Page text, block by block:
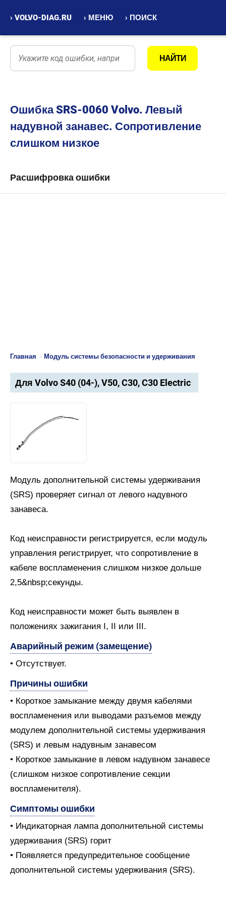
› VOLVO-DIAG.RU › МЕНЮ › ПОИСК
Ошибка SRS-0060 Volvo. Левый
надувной занавес. Сопротивление
слишком низкое
Расшифровка ошибки
Главная › Модуль системы безопасности и удерживания
Для Volvo S40 (04-), V50, C30, C30 Electric
Модуль дополнительной системы удерживания
(SRS) проверяет сигнал от левого надувного
занавеса.
Код неисправности регистрируется, если модуль
управления регистрирует, что сопротивление в
кабеле воспламенения слишком низкое дольше
2,5&nbsp;секунды.
Код неисправности может быть выявлен в
положениях зажигания I, II или III.
Аварийный режим (замещение)
• Отсутствует.
Причины ошибки
• Короткое замыкание между двумя кабелями
воспламенения или выводами разъемов между
модулем дополнительной системы удерживания
(SRS) и левым надувным занавесом
• Короткое замыкание в левом надувном занавесе
(слишком низкое сопротивление секции
воспламенителя).
Симптомы ошибки
• Индикаторная лампа дополнительной системы
удерживания (SRS) горит
• Появляется предупредительное сообщение
дополнительной системы удерживания (SRS).